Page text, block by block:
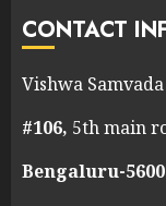
CONTACT
Vishwa
#106, 5th main
Bengaluru-